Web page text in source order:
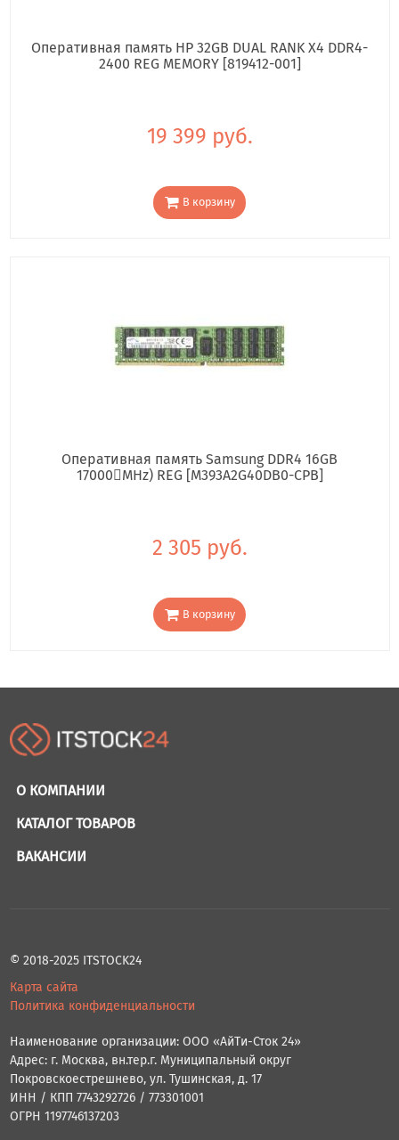
Оперативная память HP 32GB DUAL RANK X4 DDR4-
2400 REG MEMORY [819412-001]
19 399 руб.
В корзину
Оперативная память Samsung DDR4 16GB
17000񢋕MHz) REG [M393A2G40DB0-CPB]
2 305 руб.
В корзину
О КОМПАНИИ
КАТАЛОГ ТОВАРОВ
ВАКАНСИИ
© 2018-2025 ITSTOCK24
Карта сайта
Политика конфиденциальности
Наименование организации: ООО «АйТи-Сток 24»
Адрес: г. Москва, вн.тер.г. Муниципальный округ
Покровскоестрешнево, ул. Тушинская, д. 17
ИНН / КПП 7743292726 / 773301001
ОГРН 1197746137203